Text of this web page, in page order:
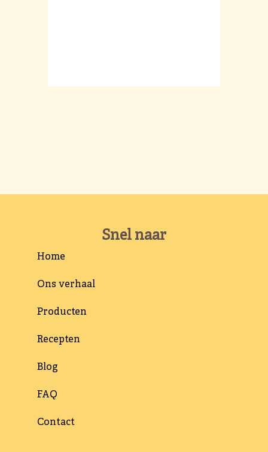
Snel naar
Home
Ons verhaal
Producten
Recepten
Blog
FAQ
Contact